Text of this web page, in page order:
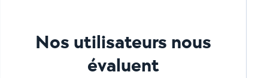
Nos utilisateurs nous
évaluent